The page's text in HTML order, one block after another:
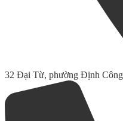
32 Đại Từ, phường Định